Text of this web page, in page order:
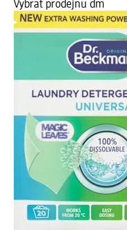
Vybrat prodejnu dm